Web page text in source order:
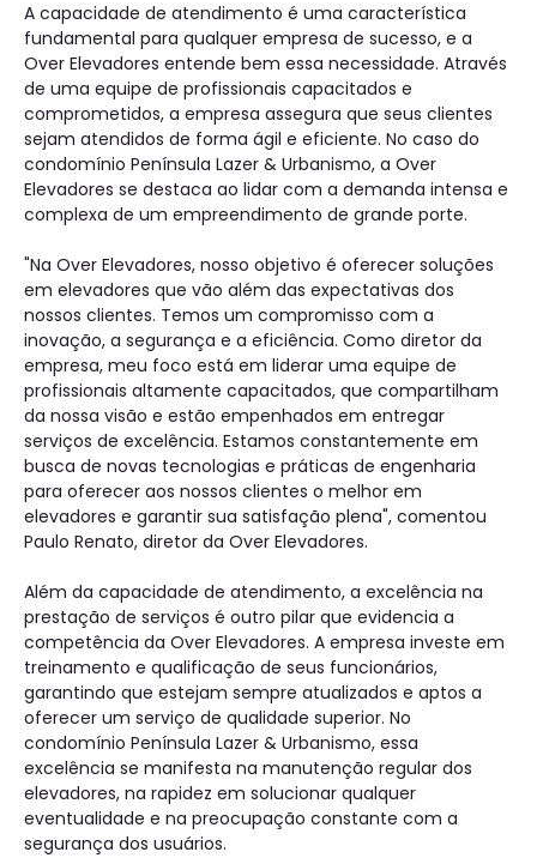
A capacidade de atendimento é uma característica
fundamental para qualquer empresa de sucesso, e a
Over Elevadores entende bem essa necessidade. Através
de uma equipe de profissionais capacitados e
comprometidos, a empresa assegura que seus clientes
sejam atendidos de forma ágil e eficiente. No caso do
condomínio Península Lazer & Urbanismo, a Over
Elevadores se destaca ao lidar com a demanda intensa e
complexa de um empreendimento de grande porte.
"Na Over Elevadores, nosso objetivo é oferecer soluções
em elevadores que vão além das expectativas dos
nossos clientes. Temos um compromisso com a
inovação, a segurança e a eficiência. Como diretor da
empresa, meu foco está em liderar uma equipe de
profissionais altamente capacitados, que compartilham
da nossa visão e estão empenhados em entregar
serviços de excelência. Estamos constantemente em
busca de novas tecnologias e práticas de engenharia
para oferecer aos nossos clientes o melhor em
elevadores e garantir sua satisfação plena", comentou
Paulo Renato, diretor da Over Elevadores.
Além da capacidade de atendimento, a excelência na
prestação de serviços é outro pilar que evidencia a
competência da Over Elevadores. A empresa investe em
treinamento e qualificação de seus funcionários,
garantindo que estejam sempre atualizados e aptos a
oferecer um serviço de qualidade superior. No
condomínio Península Lazer & Urbanismo, essa
excelência se manifesta na manutenção regular dos
elevadores, na rapidez em solucionar qualquer
eventualidade e na preocupação constante com a
segurança dos usuários.